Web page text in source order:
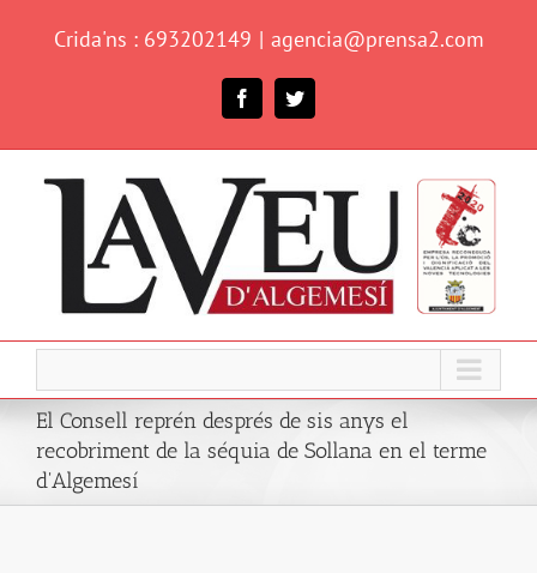
Crida'ns : 693202149 | agencia@prensa2.com
FacebookTwitter
El Consell reprén després de sis anys el
recobriment de la séquia de Sollana en el terme
d'Algemesí